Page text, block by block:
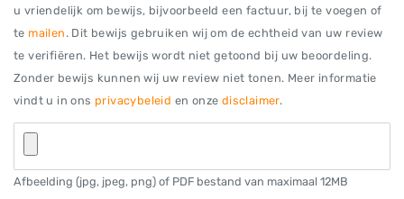
u vriendelijk om bewijs, bijvoorbeeld een factuur, bij te voegen of
te mailen . Dit bewijs gebruiken wij om de echtheid van uw review
te verifiëren. Het bewijs wordt niet getoond bij uw beoordeling.
Zonder bewijs kunnen wij uw review niet tonen. Meer informatie
vindt u in ons privacybeleid en onze disclaimer.
Afbeelding (jpg, jpeg, png) of PDF bestand van maximaal 12MB